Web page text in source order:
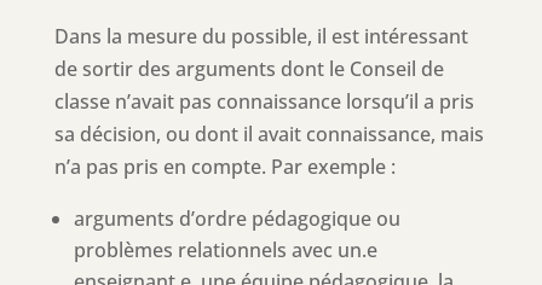
Dans la mesure du possible, il est intéressant
de sortir des arguments dont le Conseil de
classe n’avait pas connaissance lorsqu’il a pris
sa décision, ou dont il avait connaissance, mais
n’a pas pris en compte. Par exemple :
arguments d’ordre pédagogique ou
problèmes relationnels avec un.e